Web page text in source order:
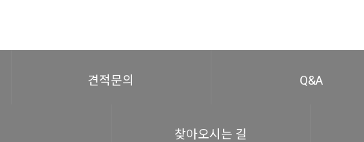
견적문의 Q&A
찾아오시는 길